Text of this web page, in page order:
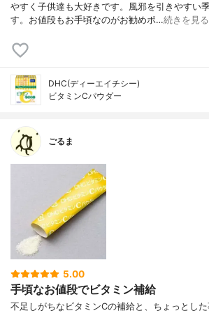
やすく子供達も大好きです。風邪を引きやすい
す。お値段もお手頃なのがお勧めポ…続きを見る
DHC(ディーエイチシー)
ビタミンCパウダー
ごるま
5.00
手頃なお値段でビタミン補給
不足しがちなビタミンCの補給と、ちょっとし